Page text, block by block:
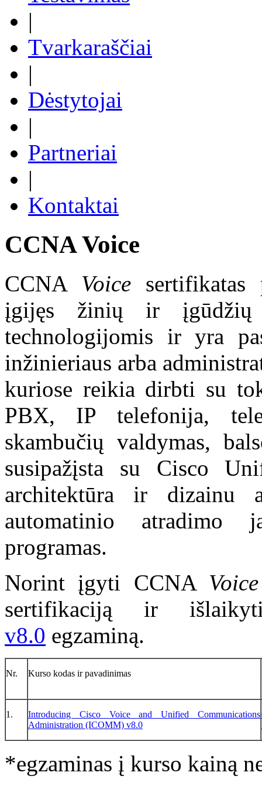
|
Tvarkaraščiai
|
Dėstytojai
|
Partneriai
|
Kontaktai
CCNA Voice
CCNA Voice
įgijęs žinių ir įgūdžių
technologijomis ir yra
inžinieriaus arba
kuriose reikia dirbti su
PBX, IP telefonija,
skambučių valdymas,
susipažįsta su Cisco
architektūra ir dizainu
automatinio atradimo
programas.
Norint įgyti CCNA
sertifikaciją ir
v8.0 egzaminą.
Nr. Kurso kodas ir pavadinimas
1.
Introducing Cisco Voice and Unified Communications
Administration (ICOMM) v8.0
*egzaminas į kurso kainą